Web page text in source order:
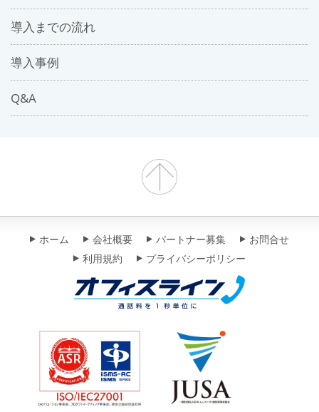
導入までの流れ
導入事例
Q&A
ホーム 会社概要 パートナー募集
お問合せ
利用規約
プライバシーポリシー